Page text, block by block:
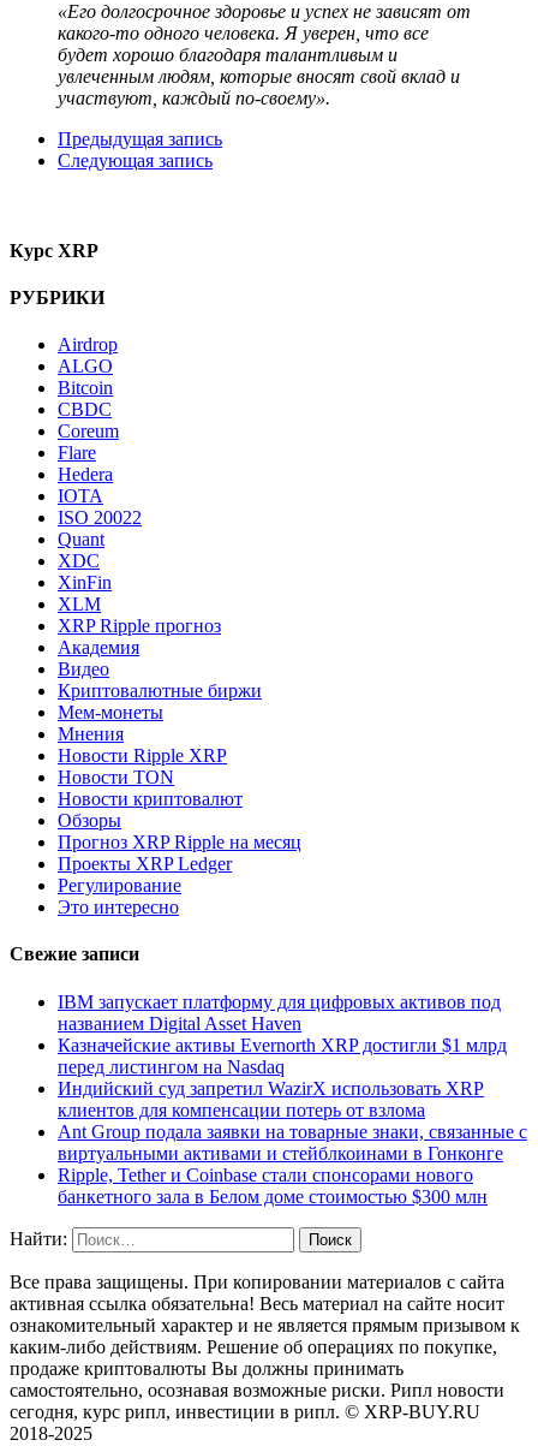
«Его долгосрочное здоровье и успех не зависят от
какого-то одного человека. Я уверен, что все
будет хорошо благодаря талантливым и
увлеченным людям, которые вносят свой вклад и
участвуют, каждый по-своему».
Предыдущая запись
Следующая запись
Курс XRP
РУБРИКИ
Airdrop
ALGO
Bitcoin
CBDC
Coreum
Flare
Hedera
IOTA
ISO 20022
Quant
XDC
XinFin
XLM
XRP Ripple прогноз
Академия
Видео
Криптовалютные биржи
Мем-монеты
Мнения
Новости Ripple XRP
Новости TON
Новости криптовалют
Обзоры
Прогноз XRP Ripple на месяц
Проекты XRP Ledger
Регулирование
Это интересно
Свежие записи
IBM запускает платформу для цифровых активов под
названием Digital Asset Haven
Казначейские активы Evernorth XRP достигли $1 млрд
перед листингом на Nasdaq
Индийский суд запретил WazirX использовать XRP
клиентов для компенсации потерь от взлома
Ant Group подала заявки на товарные знаки, связанные с
виртуальными активами и стейблкоинами в Гонконге
Ripple, Tether и Coinbase стали спонсорами нового
банкетного зала в Белом доме стоимостью $300 млн
Найти:
Все права защищены. При копировании материалов с сайта
активная ссылка обязательна! Весь материал на сайте носит
ознакомительный характер и не является прямым призывом к
каким-либо действиям. Решение об операциях по покупке,
продаже криптовалюты Вы должны принимать
самостоятельно, осознавая возможные риски. Рипл новости
сегодня, курс рипл, инвестиции в рипл. © XRP-BUY.RU
2018-2025